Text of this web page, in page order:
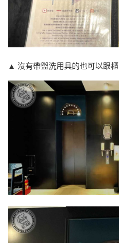
▲ 沒有帶盥洗用具的也可以跟櫃